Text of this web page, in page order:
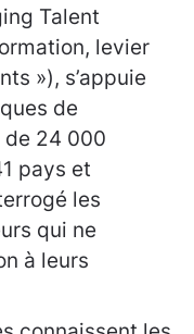
Talent
levier
»), s’appuie
de
de 24 000
pays et
les
qui ne
à leurs